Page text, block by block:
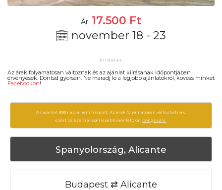
Ár: 17.500 Ft
november 18 - 23
Az árak folyamatosan változnak és az ajánlat kiírásanak időpontjában
érvényesek. Döntsd gyorsan. Ne maradj le a legjobb ajánlatokról, kövess minket
Facebookon!
Az ajánlat 693 napja nem frissült. Az árak folyamatosan változhatnak,
ezért célszerű a legfrissebb ajánlatokat böngészni.
Spanyolország, Alicante
Budapest ⇄ Alicante